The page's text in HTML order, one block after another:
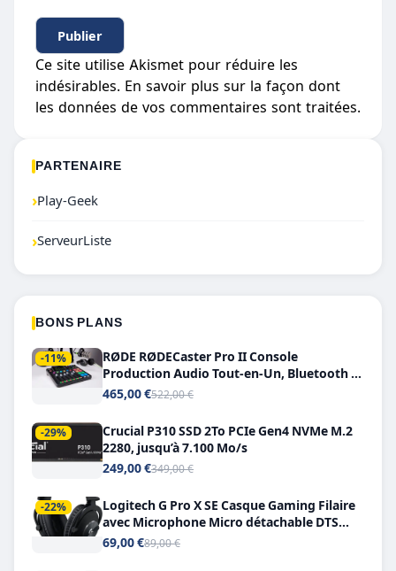
Ce site utilise Akismet pour réduire les
indésirables. En savoir plus sur la façon dont
les données de vos commentaires sont traitées.
PARTENAIRE
›Play-Geek
›ServeurListe
BONS PLANS
-11%
RØDE RØDECaster Pro II Console
Production Audio Tout-en-Un, Bluetooth et
Double USB-C
465,00 €522,00 €
-29%
Crucial P310 SSD 2To PCIe Gen4 NVMe M.2
2280, jusqu’à 7.100 Mo/s
249,00 €349,00 €
-22%
Logitech G Pro X SE Casque Gaming Filaire
avec Microphone Micro détachable DTS
Headphone X 7.1
69,00 €89,00 €